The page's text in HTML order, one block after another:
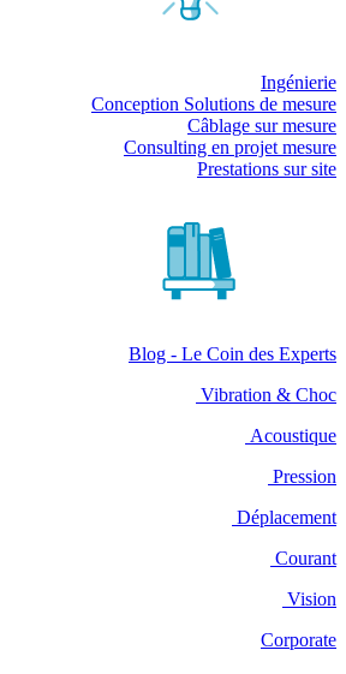
Ingénierie
Conception Solutions de mesure
Câblage sur mesure
Consulting en projet mesure
Prestations sur site
Blog - Le Coin des Experts
Vibration & Choc
Acoustique
Pression
Déplacement
Courant
Vision
Corporate